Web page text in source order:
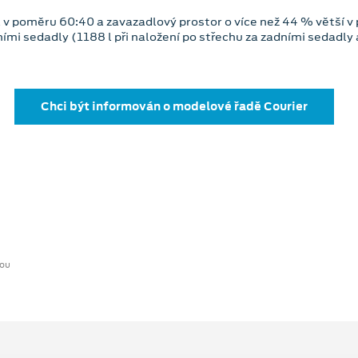
poměru 60:40 a zavazadlový prostor o více než 44 % větší
sedadly (1188 l při naložení po střechu za zadními
Chci být informován o modelové řadě Courier